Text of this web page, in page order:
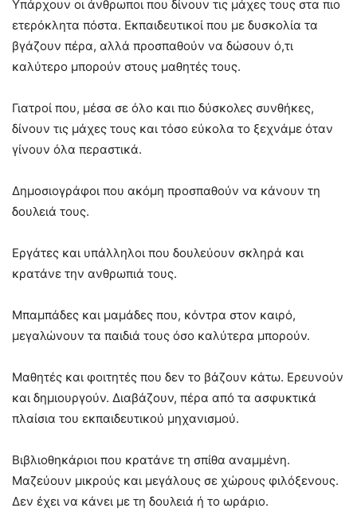
Υπάρχουν οι άνθρωποι που δίνουν τις μάχες τους στα πιο
ετερόκλητα πόστα. Εκπαιδευτικοί που με δυσκολία τα
βγάζουν πέρα, αλλά προσπαθούν να δώσουν ό,τι
καλύτερο μπορούν στους μαθητές τους.
Γιατροί που, μέσα σε όλο και πιο δύσκολες συνθήκες,
δίνουν τις μάχες τους και τόσο εύκολα το ξεχνάμε όταν
γίνουν όλα περαστικά.
Δημοσιογράφοι που ακόμη προσπαθούν να κάνουν τη
δουλειά τους.
Εργάτες και υπάλληλοι που δουλεύουν σκληρά και
κρατάνε την ανθρωπιά τους.
Μπαμπάδες και μαμάδες που, κόντρα στον καιρό,
μεγαλώνουν τα παιδιά τους όσο καλύτερα μπορούν.
Μαθητές και φοιτητές που δεν το βάζουν κάτω. Ερευνούν
και δημιουργούν. Διαβάζουν, πέρα από τα ασφυκτικά
πλαίσια του εκπαιδευτικού μηχανισμού.
Βιβλιοθηκάριοι που κρατάνε τη σπίθα αναμμένη.
Μαζεύουν μικρούς και μεγάλους σε χώρους φιλόξενους.
Δεν έχει να κάνει με τη δουλειά ή το ωράριο.